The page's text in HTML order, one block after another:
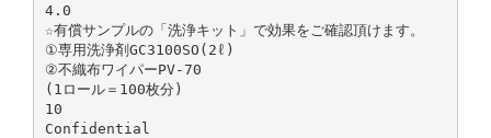
4.0
☆有償サンプルの「洗浄キット」で効果をご確認頂けます。
①専用洗浄剤GC3100SO(2ℓ)
②不織布ワイパーPV-70
(1ロール＝100枚分)
10
Confidential